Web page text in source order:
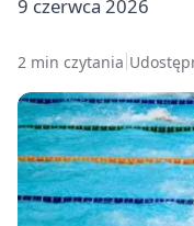
9 czerwca 2026
2 min czytania